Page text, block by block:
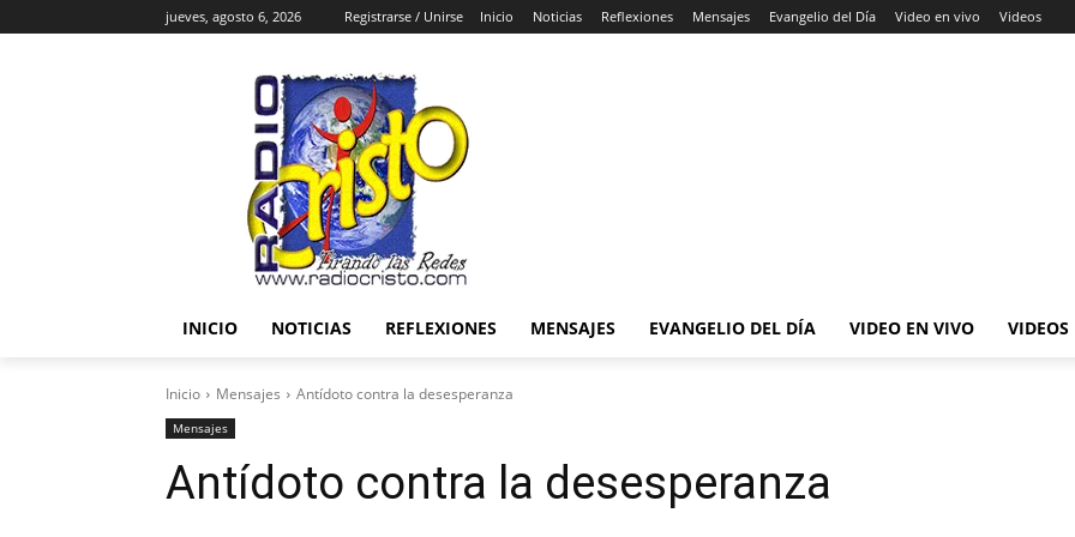
jueves, agosto 6, 2026 Registrarse / Unirse Inicio Noticias Reflexiones Mensajes Evangelio del Día Video en vivo Videos
INICIO NOTICIAS REFLEXIONES MENSAJES EVANGELIO DEL DÍA VIDEO EN VIVO VIDEOS
Inicio Mensajes Antídoto contra la desesperanza
Mensajes
Antídoto contra la desesperanza